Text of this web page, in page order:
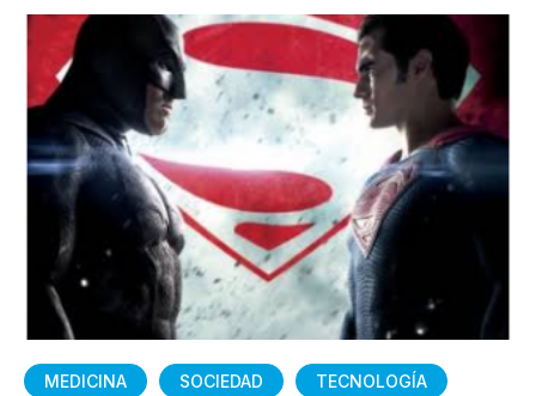
MEDICINA SOCIEDAD TECNOLOGÍA